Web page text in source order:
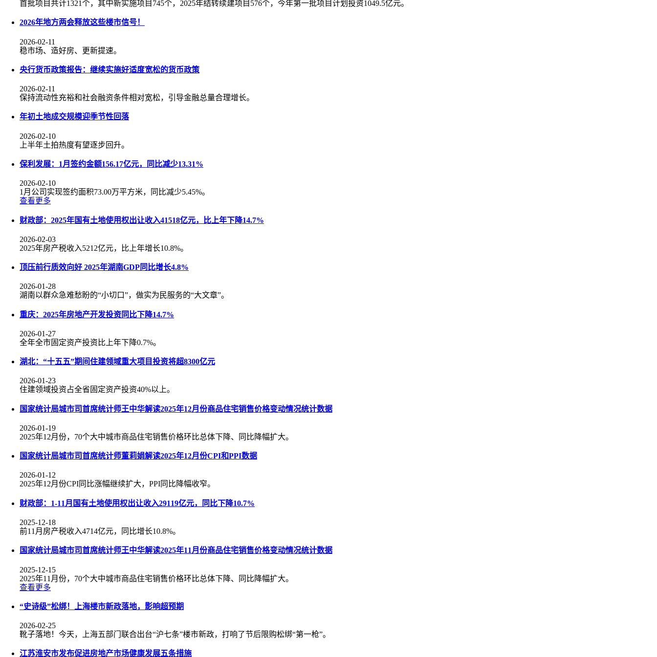
首批项目共计1321个，其中新实施项目745个，2025年结转续建项目576个，今年第一批项目计划投资1049.5亿元。
2026年地方两会释放这些楼市信号！
2026-02-11
稳市场、造好房、更新提速。
央行货币政策报告：继续实施好适度宽松的货币政策
2026-02-11
保持流动性充裕和社会融资条件相对宽松，引导金融总量合理增长。
年初土地成交规模迎季节性回落
2026-02-10
上半年土拍热度有望逐步回升。
保利发展：1月签约金额156.17亿元，同比减少13.31%
2026-02-10
1月公司实现签约面积73.00万平方米，同比减少5.45%。
查看更多
财政部：2025年国有土地使用权出让收入41518亿元，比上年下降14.7%
2026-02-03
2025年房产税收入5212亿元，比上年增长10.8%。
顶压前行质效向好 2025年湖南GDP同比增长4.8%
2026-01-28
湖南以群众急难愁盼的“小切口”，做实为民服务的“大文章”。
重庆：2025年房地产开发投资同比下降14.7%
2026-01-27
全年全市固定资产投资比上年下降0.7%。
湖北：“十五五”期间住建领域重大项目投资将超8300亿元
2026-01-23
住建领域投资占全省固定资产投资40%以上。
国家统计局城市司首席统计师王中华解读2025年12月份商品住宅销售价格变动情况统计数据
2026-01-19
2025年12月份，70个大中城市商品住宅销售价格环比总体下降、同比降幅扩大。
国家统计局城市司首席统计师董莉娟解读2025年12月份CPI和PPI数据
2026-01-12
2025年12月份CPI同比涨幅继续扩大，PPI同比降幅收窄。
财政部：1-11月国有土地使用权出让收入29119亿元，同比下降10.7%
2025-12-18
前11月房产税收入4714亿元，同比增长10.8%。
国家统计局城市司首席统计师王中华解读2025年11月份商品住宅销售价格变动情况统计数据
2025-12-15
2025年11月份，70个大中城市商品住宅销售价格环比总体下降、同比降幅扩大。
查看更多
“史诗级”松绑！上海楼市新政落地，影响超预期
2026-02-25
靴子落地！今天，上海五部门联合出台“沪七条”楼市新政，打响了节后限购松绑“第一枪”。
江苏淮安市发布促进房地产市场健康发展五条措施